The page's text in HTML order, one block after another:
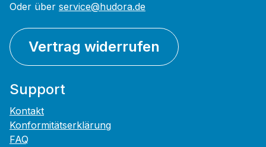
Oder über service@hudora.de
Vertrag widerrufen
Support
Kontakt
Konformitätserklärung
FAQ